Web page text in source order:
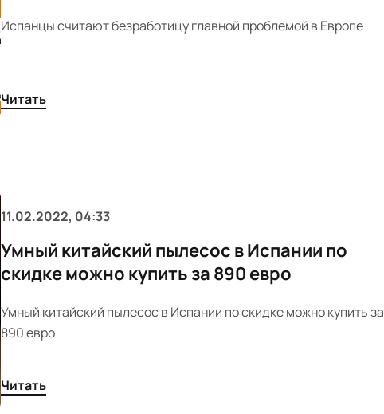
Испанцы считают безработицу главной проблемой в Европе
Читать
11.02.2022, 04:33
Умный китайский пылесос в Испании по
скидке можно купить за 890 евро
Умный китайский пылесос в Испании по скидке можно купить за
890 евро
Читать